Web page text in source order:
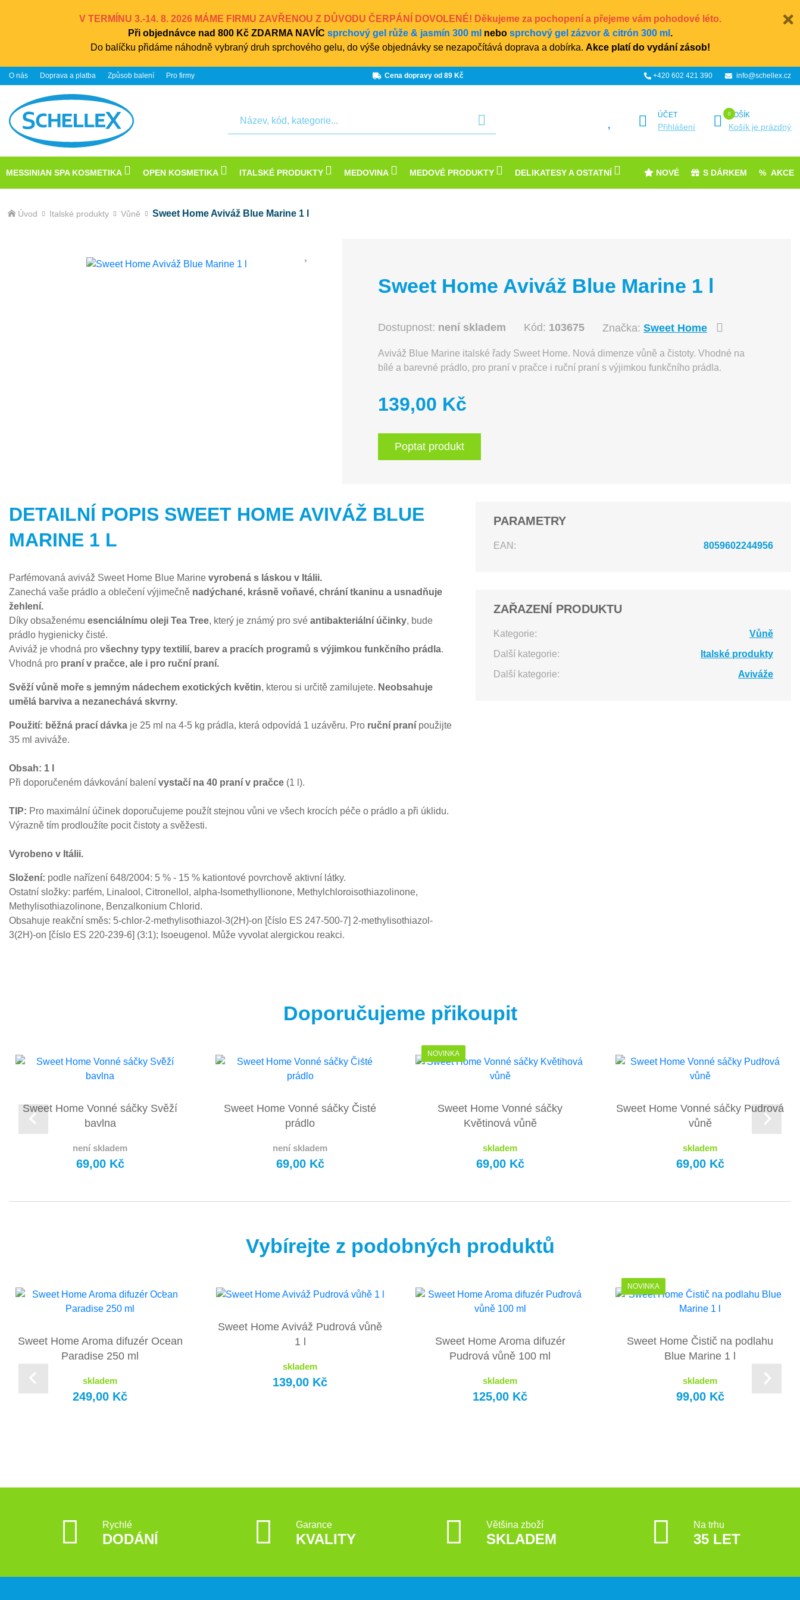
V TERMÍNU 3.-14. 8. 2026 MÁME FIRMU ZAVŘENOU Z DŮVODU ČERPÁNÍ DOVOLENÉ! Děkujeme za pochopení a přejeme vám pohodové léto.
Při objednávce nad 800 Kč ZDARMA NAVÍC sprchový gel růže & jasmín 300 ml nebo sprchový gel zázvor & citrón 300 ml .
Do balíčku přidáme náhodně vybraný druh sprchového gelu, do výše objednávky se nezapočítává doprava a dobírka. Akce platí do vydání zásob!
O nás Doprava a platba Způsob balení Pro firmy Cena dopravy od 89 Kč +420 602 421 390 info@schellex.cz
Hledat ÚČET
Přihlášení
KOŠÍK
Košík je prázdný
MESSINIAN SPA KOSMETIKA OPEN KOSMETIKA ITALSKÉ PRODUKTY MEDOVINA MEDOVÉ PRODUKTY DELIKATESY A OSTATNÍ NOVÉ S DÁRKEM AKCE
Úvod Italské produkty Vůně Sweet Home Aviváž Blue Marine 1 l
Sweet Home Aviváž Blue Marine 1 l
Dostupnost: není skladem Kód: 103675 Značka: Sweet Home
Aviváž Blue Marine italské řady Sweet Home. Nová dimenze vůně a čistoty. Vhodné na
bílé a barevné prádlo, pro praní v pračce i ruční praní s výjimkou funkčního prádla.
139,00 Kč
Poptat produkt
DETAILNÍ POPIS SWEET HOME AVIVÁŽ BLUE
MARINE 1 L
Parfémovaná aviváž Sweet Home Blue Marine vyrobená s láskou v Itálii.
Zanechá vaše prádlo a oblečení výjimečně nadýchané, krásně voňavé, chrání tkaninu a usnadňuje
žehlení.
Díky obsaženému esenciálnímu oleji Tea Tree, který je známý pro své antibakteriální účinky, bude
prádlo hygienicky čisté.
Aviváž je vhodná pro všechny typy textilií, barev a pracích programů s výjimkou funkčního prádla.
Vhodná pro praní v pračce, ale i pro ruční praní.
Svěží vůně moře s jemným nádechem exotických květin, kterou si určitě zamilujete. Neobsahuje
umělá barviva a nezanechává skvrny.
Použití: běžná prací dávka je 25 ml na 4-5 kg prádla, která odpovídá 1 uzávěru. Pro ruční praní použijte
35 ml aviváže.
Obsah: 1 l
Při doporučeném dávkování balení vystačí na 40 praní v pračce (1 l).
TIP: Pro maximální účinek doporučujeme použít stejnou vůni ve všech krocích péče o prádlo a při úklidu.
Výrazně tím prodloužíte pocit čistoty a svěžesti.
Vyrobeno v Itálii.
Složení: podle nařízení 648/2004: 5 % - 15 % kationtové povrchově aktivní látky.
Ostatní složky: parfém, Linalool, Citronellol, alpha-Isomethyllionone, Methylchloroisothiazolinone,
Methylisothiazolinone, Benzalkonium Chlorid.
Obsahuje reakční směs: 5-chlor-2-methylisothiazol-3(2H)-on [číslo ES 247-500-7] 2-methylisothiazol-
3(2H)-on [číslo ES 220-239-6] (3:1); Isoeugenol. Může vyvolat alergickou reakci.
PARAMETRY
EAN: 8059602244956
ZAŘAZENÍ PRODUKTU
Kategorie:
Vůně
Další kategorie:
Italské produkty
Další kategorie:
Aviváže
Doporučujeme přikoupit
Sweet Home Vonné sáčky Svěží
bavlna
není skladem
69,00 Kč
Sweet Home Vonné sáčky Čisté
prádlo
není skladem
69,00 Kč
NOVINKA
Sweet Home Vonné sáčky
Květinová vůně
skladem
69,00 Kč
Sweet Home Vonné sáčky Pudrová
vůně
skladem
69,00 Kč
Vybírejte z podobných produktů
Sweet Home Aroma difuzér Ocean
Paradise 250 ml
skladem
249,00 Kč
Sweet Home Aviváž Pudrová vůně
1 l
skladem
139,00 Kč
Sweet Home Aroma difuzér
Pudrová vůně 100 ml
skladem
125,00 Kč
NOVINKA
Sweet Home Čistič na podlahu
Blue Marine 1 l
skladem
99,00 Kč
Rychlé
DODÁNÍ
Garance
KVALITY
Většina zboží
SKLADEM
Na trhu
35 LET